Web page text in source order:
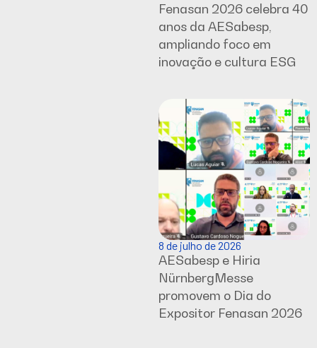
Fenasan 2026 celebra 40
anos da AESabesp,
ampliando foco em
inovação e cultura ESG
8 de julho de 2026
AESabesp e Hiria
NürnbergMesse
promovem o Dia do
Expositor Fenasan 2026